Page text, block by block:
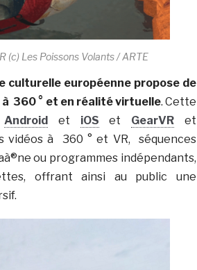
(c) Les Poissons Volants / ARTE
culturelle européenne propose de
360 ° et en réalité virtuelle. Cette
Android et iOS et GearVR et
vidéos à 360 ° et VR, séquences
ou programmes indépendants,
offrant ainsi au public une